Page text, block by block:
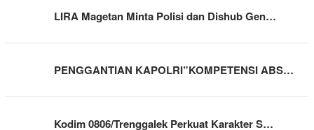
LIRA Magetan Minta Polisi dan Dishub Gen…
PENGGANTIAN KAPOLRI”KOMPETENSI ABS…
Kodim 0806/Trenggalek Perkuat Karakter S…